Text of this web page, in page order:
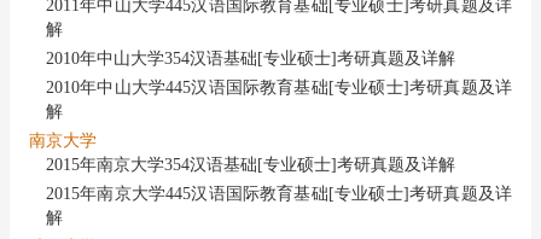
2011年中山大学445汉语国际教育基础[专业硕士]考研真题及详
解
2010年中山大学354汉语基础[专业硕士]考研真题及详解
2010年中山大学445汉语国际教育基础[专业硕士]考研真题及详
解
南京大学
2015年南京大学354汉语基础[专业硕士]考研真题及详解
2015年南京大学445汉语国际教育基础[专业硕士]考研真题及详
解